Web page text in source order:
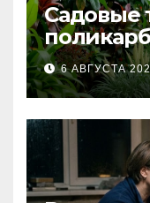
Садовые
и 6 мм
6 АВГУСТА